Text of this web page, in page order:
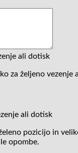
ali dotisk
za željeno vezenje
ali dotisk
pozicijo in
opombe.